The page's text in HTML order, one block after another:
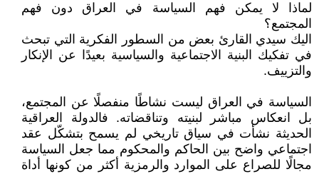
لماذا لا يمكن فهم السياسة في العراق دون فهم
المجتمع؟
اليك سيدي القارئ بعض من السطور الفكرية التي تبحث
في تفكيك البنية الاجتماعية والسياسية بعيدًا عن الإنكار
والتزييف.
السياسة في العراق ليست نشاطًا منفصلًا عن المجتمع،
بل انعكاس مباشر لبنيته وتناقضاته. فالدولة العراقية
الحديثة نشأت في سياق تاريخي لم يسمح بتشكّل عقد
اجتماعي واضح بين الحاكم والمحكوم مما جعل السياسة
مجالًا للصراع على الموارد والرمزية أكثر من كونها أداة